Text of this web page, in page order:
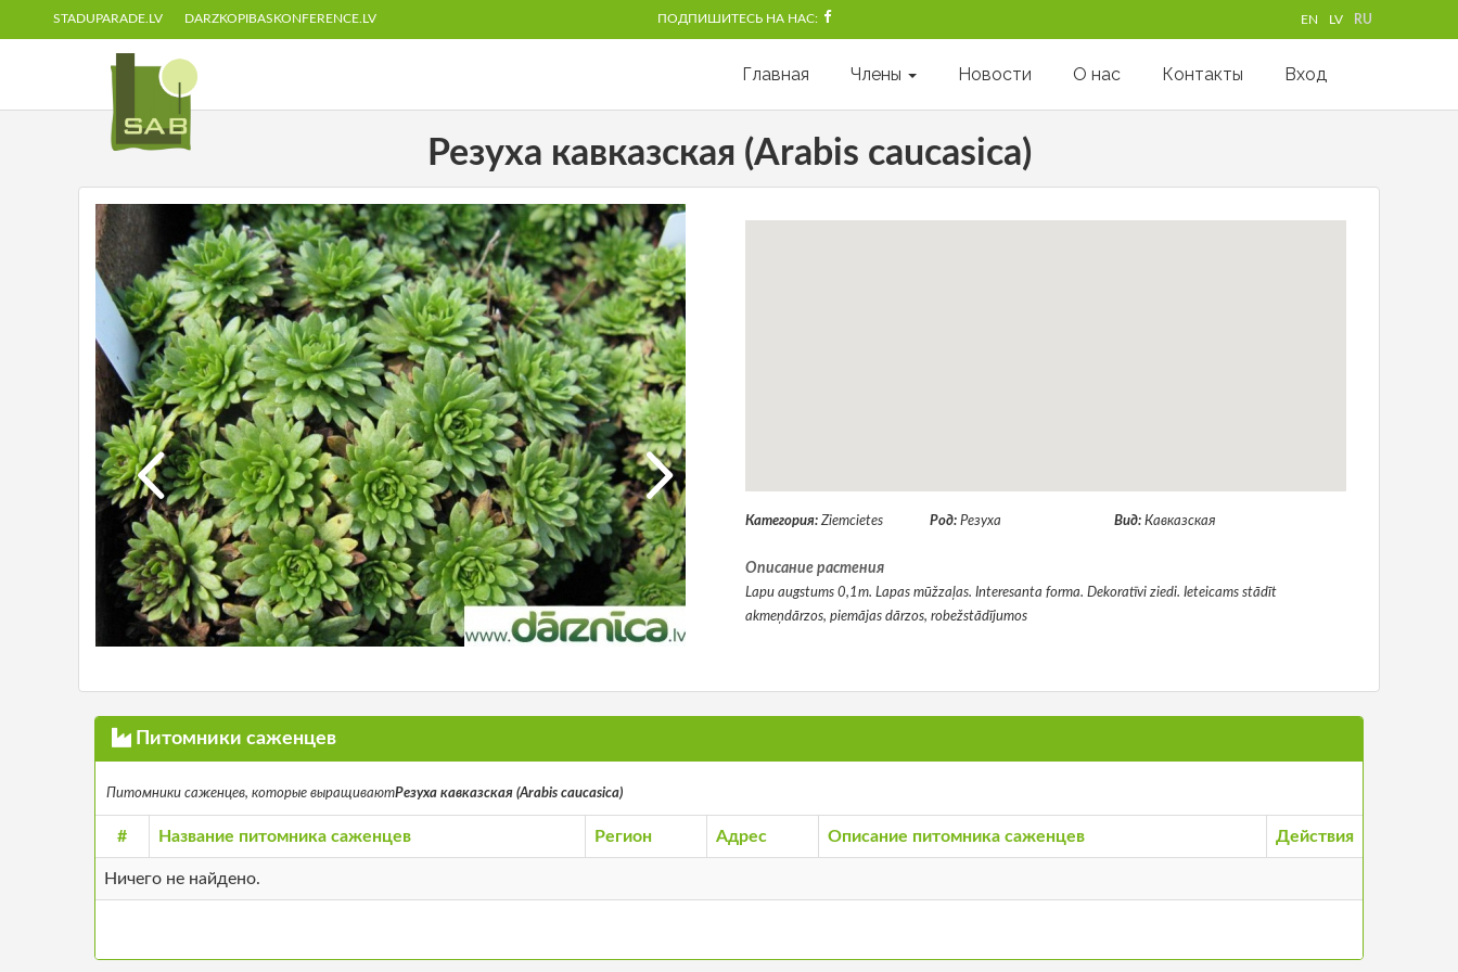
STADUPARADE.LV DARZKOPIBASKONFERENCE.LV ПОДПИШИТЕСЬ НА НАС: EN LV RU
Главная Члены Новости О нас Контакты Вход
Резуха кавказская (Arabis caucasica)
Категория: Ziemcietes Род: Резуха Вид: Кавказская
Описание растения
Lapu augstums 0,1m. Lapas mūžzaļas. Interesanta forma. Dekoratīvi ziedi. Ieteicams stādīt
akmeņdārzos, piemājas dārzos, robežstādījumos
Питомники саженцев
Питомники саженцев, которые выращиваютРезуха кавказская (Arabis caucasica)
# Название питомника саженцев Регион Адрес Описание питомника саженцев Действия
Ничего не найдено.